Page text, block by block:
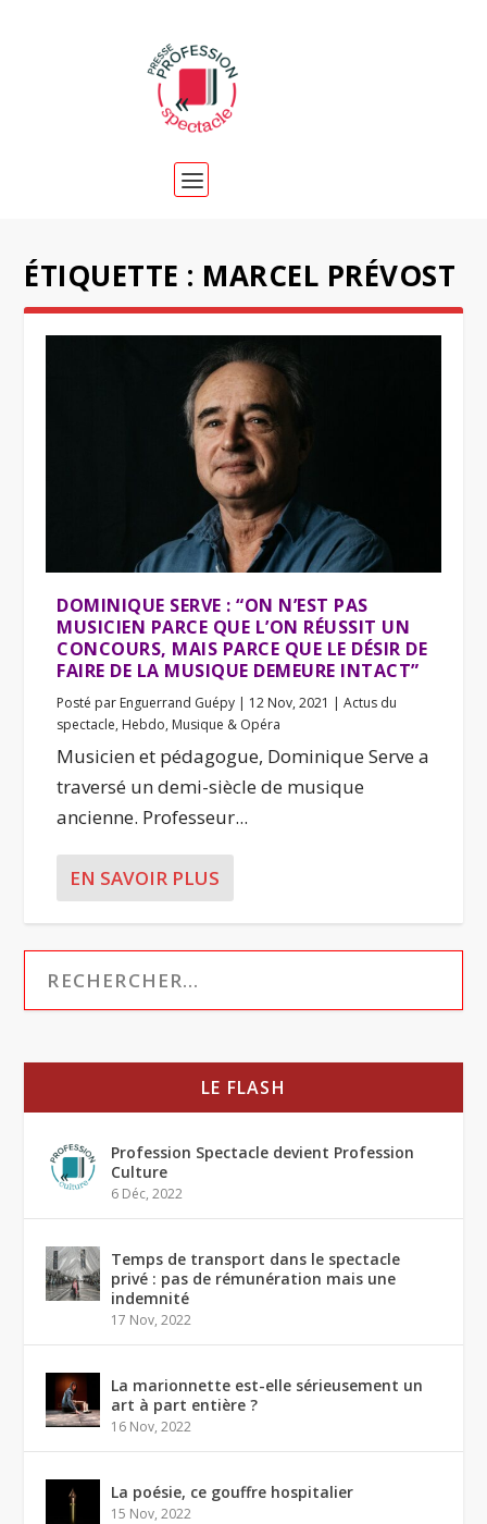
ÉTIQUETTE : MARCEL PRÉVOST
DOMINIQUE SERVE : “ON N’EST PAS
MUSICIEN PARCE QUE L’ON RÉUSSIT UN
CONCOURS, MAIS PARCE QUE LE DÉSIR DE
FAIRE DE LA MUSIQUE DEMEURE INTACT”
Posté par Enguerrand Guépy | 12 Nov, 2021 |Actus du
spectacle, Hebdo, Musique & Opéra
Musicien et pédagogue, Dominique Serve a
traversé un demi-siècle de musique
ancienne. Professeur...
EN SAVOIR PLUS
LE FLASH
Profession Spectacle devient Profession
Culture
6 Déc, 2022
Temps de transport dans le spectacle
privé : pas de rémunération mais une
indemnité
17 Nov, 2022
La marionnette est-elle sérieusement un
art à part entière ?
16 Nov, 2022
La poésie, ce gouffre hospitalier
15 Nov, 2022